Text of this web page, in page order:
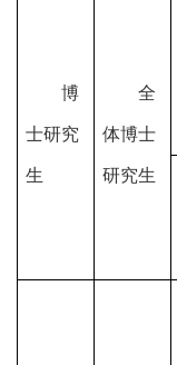
博
士研究
生
全
体博士
研究生